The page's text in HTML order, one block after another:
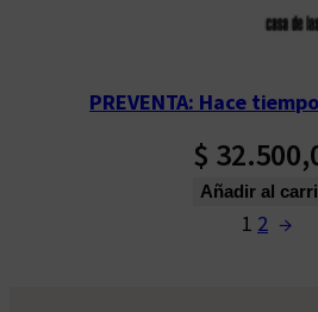
PREVENTA: Hace
$
Añadir al
1 2 →